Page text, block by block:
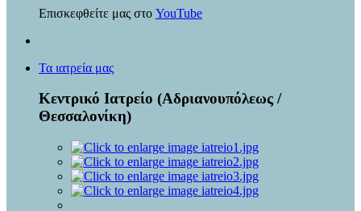
Επισκεφθείτε μας στο YouTube
Τα ιατρεία μας
Κεντρικό Ιατρείο (Αδριανουπόλεως /
Θεσσαλονίκη)